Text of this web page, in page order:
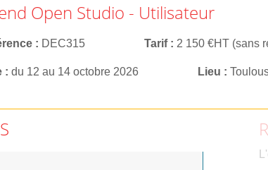
Open Studio - Utilisateur
DEC315 Tarif 2 150 €HT (sans
du 12 au 14 octobre 2026 Lieu